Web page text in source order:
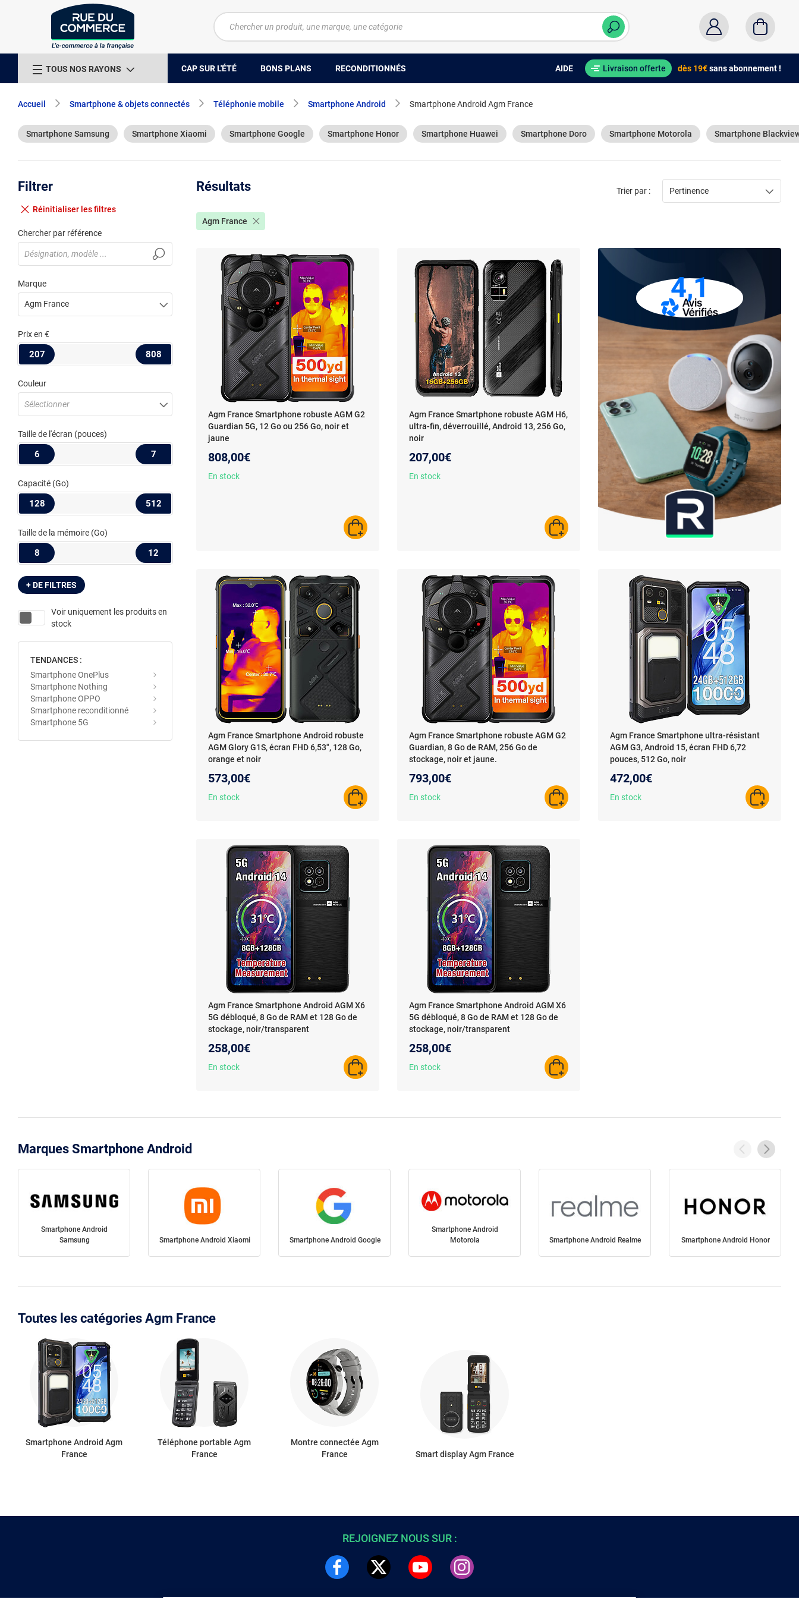
TOUS NOS RAYONS CAP SUR L'ÉTÉ BONS PLANS RECONDITIONNÉS AIDE Livraison offerte dès 19€sans abonnement !
Accueil Smartphone & objets connectés Téléphonie mobile Smartphone Android Smartphone Android Agm France
Smartphone Samsung Smartphone Xiaomi Smartphone Google Smartphone Honor Smartphone Huawei Smartphone Doro Smartphone Motorola Smartphone
Filtrer
Réinitialiser les filtres
Chercher par référence
Marque
Agm France
Prixen €
207 808
Couleur
Sélectionner
Taille de l'écran (pouces)
6 7
Capacité (Go)
128 512
Taille de la mémoire (Go)
8 12
+ DE FILTRES
Voir uniquement les produits en
stock
TENDANCES :
Smartphone OnePlus
Smartphone Nothing
Smartphone OPPO
Smartphone reconditionné
Smartphone 5G
Résultats
Agm France
Trier par : Pertinence
Agm France Smartphone robuste AGM G2
Guardian 5G, 12 Go ou 256 Go, noir et
jaune
808,00€
En stock
AJOUTER AU PANIER
Agm France Smartphone robuste AGM H6,
ultra-fin, déverrouillé, Android 13, 256 Go,
noir
207,00€
En stock
AJOUTER AU PANIER
4,1
Agm France Smartphone Android robuste
AGM Glory G1S, écran FHD 6,53", 128 Go,
orange et noir
573,00€
En stock
AJOUTER AU PANIER
Agm France Smartphone robuste AGM G2
Guardian, 8 Go de RAM, 256 Go de
stockage, noir et jaune.
793,00€
En stock
AJOUTER AU PANIER
Agm France Smartphone ultra-résistant
AGM G3, Android 15, écran FHD 6,72
pouces, 512 Go, noir
472,00€
En stock
AJOUTER
Agm France Smartphone Android AGM X6
5G débloqué, 8 Go de RAM et 128 Go de
stockage, noir/transparent
258,00€
En stock
AJOUTER AU PANIER
Agm France Smartphone Android AGM X6
5G débloqué, 8 Go de RAM et 128 Go de
stockage, noir/transparent
258,00€
En stock
AJOUTER AU PANIER
Marques Smartphone Android
Smartphone Android
Samsung
Smartphone Android Xiaomi Smartphone Android Google
Smartphone Android
Motorola
Smartphone Android Realme Smartphone Android Honor
Toutes les catégories Agm France
Smartphone Android Agm
France
Téléphone portable Agm
France
Montre connectée Agm
France
Smart display Agm France
REJOIGNEZ NOUS SUR :